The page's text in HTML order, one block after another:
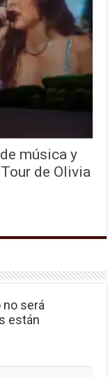
música y
de Olivia
será
están